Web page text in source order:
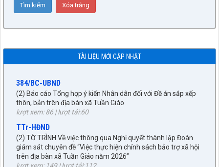
TÀI LIỆU MỚI CẬP NHẬT
nhũng, tiêu cực 6 tháng đầu năm 2026
lượt xem: 503 | lượt tải:253
384/BC-UBND
(2) Báo cáo Tổng hợp ý kiến Nhân dân đối với Đề án sắp xếp
thôn, bản trên địa bàn xã Tuần Giáo
lượt xem: 86 | lượt tải:60
TTr-HĐND
(2) TỜ TRÌNH Về việc thông qua Nghị quyết thành lập Đoàn
giám sát chuyên đề “Việc thực hiện chính sách bảo trợ xã hội
trên địa bàn xã Tuần Giáo năm 2026”
lượt xem: 149 | lượt tải:112